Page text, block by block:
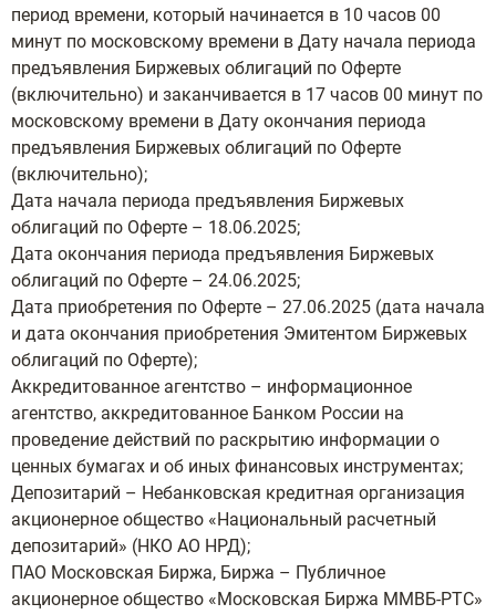
период времени, который начинается в 10 часов 00
минут по московскому времени в Дату начала периода
предъявления Биржевых облигаций по Оферте
(включительно) и заканчивается в 17 часов 00 минут по
московскому времени в Дату окончания периода
предъявления Биржевых облигаций по Оферте
(включительно);
Дата начала периода предъявления Биржевых
облигаций по Оферте – 18.06.2025;
Дата окончания периода предъявления Биржевых
облигаций по Оферте – 24.06.2025;
Дата приобретения по Оферте – 27.06.2025 (дата начала
и дата окончания приобретения Эмитентом Биржевых
облигаций по Оферте);
Аккредитованное агентство – информационное
агентство, аккредитованное Банком России на
проведение действий по раскрытию информации о
ценных бумагах и об иных финансовых инструментах;
Депозитарий – Небанковская кредитная организация
акционерное общество «Национальный расчетный
депозитарий» (НКО АО НРД);
ПАО Московская Биржа, Биржа – Публичное
акционерное общество «Московская Биржа ММВБ-РТС»